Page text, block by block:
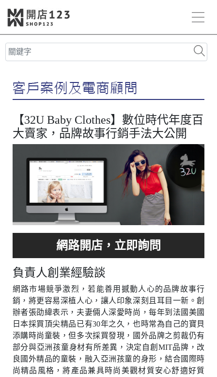
【32U Baby Clothes】數位時代年度百
大賣家，品牌故事行銷手法大公開
負責人創業經驗談
網路市場競爭激烈，若能善用撼動人心的品牌故事行
銷，將更容易深植人心，讓人印象深刻且耳目一新。創
辦者張劭緯表示，夫妻倆人深愛時尚，每年到法國美國
日本採買頂尖精品已有30年之久，也時常為自己的寶貝
添購時尚童裝，但多次採買發現，國外品牌之剪裁仍有
部分與亞洲孩童身材有所差異，決定自創MIT品牌，改
良國外精品的童裝，融入亞洲孩童的身形，結合國際時
尚精品風格，將產品兼具時尚美觀材質安心舒適好質